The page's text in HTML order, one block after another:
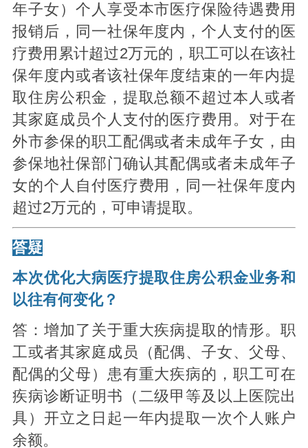
年子女）个人享受本市医疗保险待遇费用
报销后，同一社保年度内，个人支付的医
疗费用累计超过2万元的，职工可以在该社
保年度内或者该社保年度结束的一年内提
取住房公积金，提取总额不超过本人或者
其家庭成员个人支付的医疗费用。对于在
外市参保的职工配偶或者未成年子女，由
参保地社保部门确认其配偶或者未成年子
女的个人自付医疗费用，同一社保年度内
超过2万元的，可申请提取。
答疑
本次优化大病医疗提取住房公积金业务和
以往有何变化？
答：增加了关于重大疾病提取的情形。职
工或者其家庭成员（配偶、子女、父母、
配偶的父母）患有重大疾病的，职工可在
疾病诊断证明书（二级甲等及以上医院出
具）开立之日起一年内提取一次个人账户
余额。